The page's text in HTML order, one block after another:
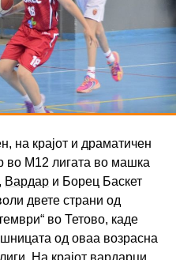
на крајот и драматичен
во М12 лигата во машка
Вардар и Борец Баскет
двете страни од
во Тетово, каде
од оваа возрасна
На крајот вардарци